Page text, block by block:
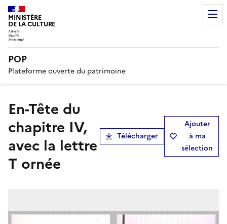
MINISTÈRE
DE LA CULTURE
POP
Plateforme ouverte du patrimoine
En-Tête du
chapitre IV,
avec la lettre
T ornée
Télécharger
Ajouter
à ma
sélection